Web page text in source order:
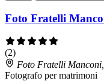
Foto Fratelli
(2)
Foto Fratelli
Fotografo per matrimoni